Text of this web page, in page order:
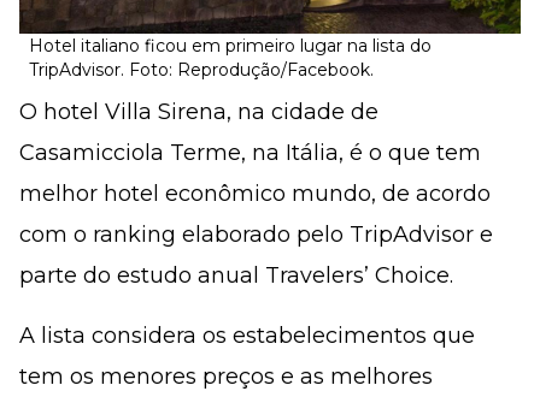
Hotel italiano ficou em primeiro lugar na lista do
TripAdvisor. Foto: Reprodução/Facebook.
O hotel Villa Sirena, na cidade de
Casamicciola Terme, na Itália, é o que tem
melhor hotel econômico mundo, de acordo
com o ranking elaborado pelo TripAdvisor e
parte do estudo anual Travelers’ Choice.
A lista considera os estabelecimentos que
tem os menores preços e as melhores